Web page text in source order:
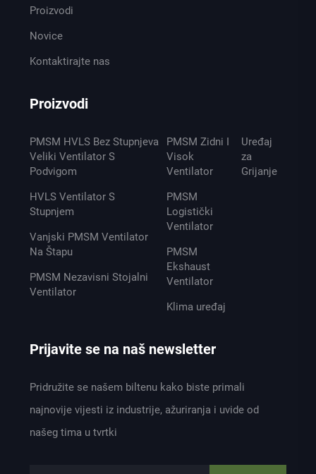
Proizvodi
Novice
Kontaktirajte nas
Proizvodi
PMSM HVLS Bez Stupnjeva
Veliki Ventilator S
Podvigom
HVLS Ventilator S
Stupnjem
Vanjski PMSM Ventilator
Na Štapu
PMSM Nezavisni Stojalni
Ventilator
PMSM Zidni I
Visok
Ventilator
PMSM
Logistički
Ventilator
PMSM
Ekshaust
Ventilator
Klima uređaj
Uređaj
za
Grijanje
Prijavite se na naš newsletter
Pridružite se našem biltenu kako biste primali
najnovije vijesti iz industrije, ažuriranja i uvide od
našeg tima u tvrtki